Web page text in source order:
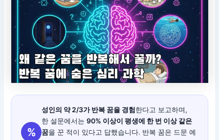
%
성인의 약 2/3가 반복 꿈을 경험한다고 보고하며,
한 설문에서는90% 이상이 평생에 한 번 이상 같은
꿈을 꾼 적이 있다고 답했습니다. 반복 꿈은 드문 예